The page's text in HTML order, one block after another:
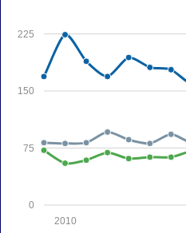
0
75
150
225
2010